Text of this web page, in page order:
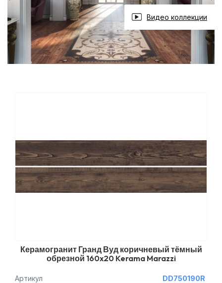
Видео коллекции
Керамогранит Гранд Вуд коричневый тёмный
обрезной 160x20 Kerama Marazzi
Артикул
DD750190R